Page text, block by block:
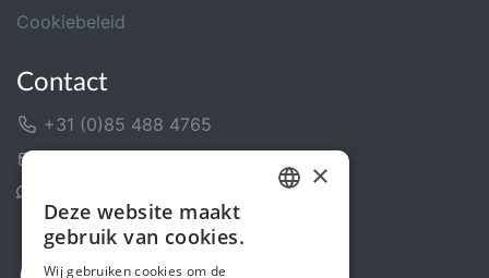
Cookiebeleid
Contact
+31 (0)85 488 4765
×
Deze website maakt
gebruik van cookies.
Wij gebruiken cookies om de